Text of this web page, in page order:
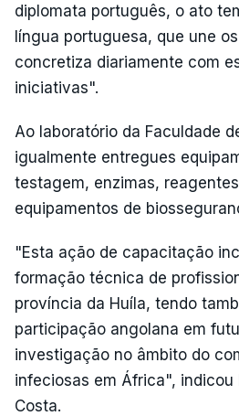
diplomata português, o ato
língua portuguesa, que une
concretiza diariamente com
iniciativas".
Ao laboratório da Faculdade
igualmente entregues
testagem, enzimas,
equipamentos de
"Esta ação de capacitação
formação técnica de
província da Huíla, tendo
participação angolana em
investigação no âmbito do
infeciosas em África", indicou
Costa.